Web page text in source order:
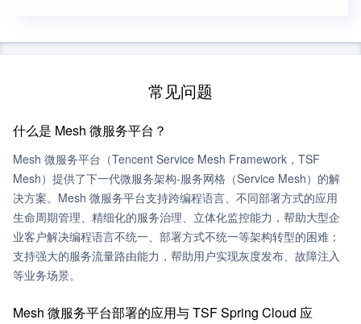
常见问题
什么是 Mesh 微服务平台？
Mesh 微服务平台（Tencent Service Mesh Framework，TSF
Mesh）提供了下一代微服务架构-服务网格（Service Mesh）的解
决方案。Mesh 微服务平台支持跨编程语言、不同部署方式的应用
生命周期管理、精细化的服务治理、立体化监控能力，帮助大型企
业客户解决编程语言不统一、部署方式不统一等架构转型的困难；
支持强大的服务流量路由能力，帮助用户实现灰度发布、故障注入
等业务场景。
Mesh 微服务平台部署的应用与 TSF Spring Cloud 应